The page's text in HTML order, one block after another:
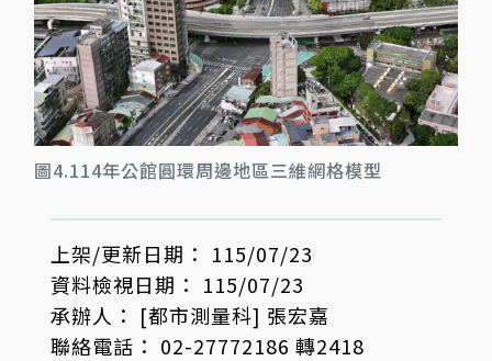
圖4.114年公館圓環周邊地區三維網格模型
上架/更新日期： 115/07/23
資料檢視日期： 115/07/23
承辦人： [都市測量科] 張宏嘉
聯絡電話： 02-27772186 轉2418